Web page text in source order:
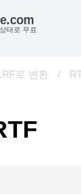
태로 무료
로 변환 /